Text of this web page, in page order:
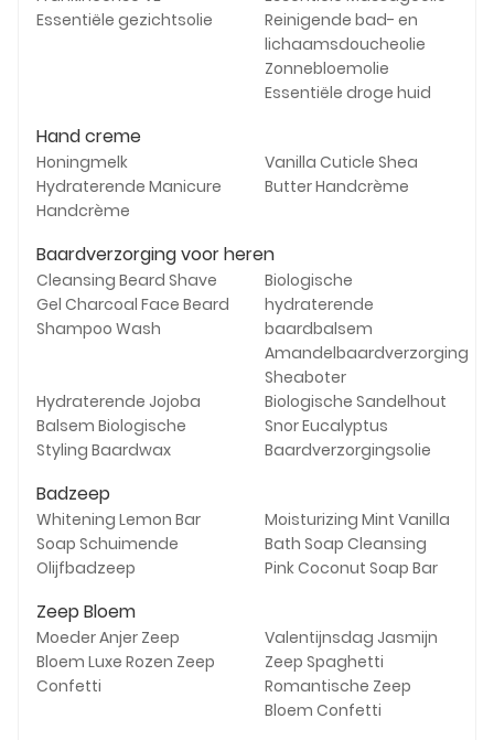
Essentiële gezichtsolie
Reinigende bad- en
lichaamsdoucheolie
Zonnebloemolie
Essentiële droge huid
Hand creme
Honingmelk
Hydraterende Manicure
Handcrème
Vanilla Cuticle Shea
Butter Handcrème
Baardverzorging voor heren
Cleansing Beard Shave
Gel Charcoal Face Beard
Shampoo Wash
Biologische
hydraterende
baardbalsem
Amandelbaardverzorging
Sheaboter
Hydraterende Jojoba
Balsem Biologische
Styling Baardwax
Biologische Sandelhout
Snor Eucalyptus
Baardverzorgingsolie
Badzeep
Whitening Lemon Bar
Soap Schuimende
Olijfbadzeep
Moisturizing Mint Vanilla
Bath Soap Cleansing
Pink Coconut Soap Bar
Zeep Bloem
Moeder Anjer Zeep
Bloem Luxe Rozen Zeep
Confetti
Valentijnsdag Jasmijn
Zeep Spaghetti
Romantische Zeep
Bloem Confetti